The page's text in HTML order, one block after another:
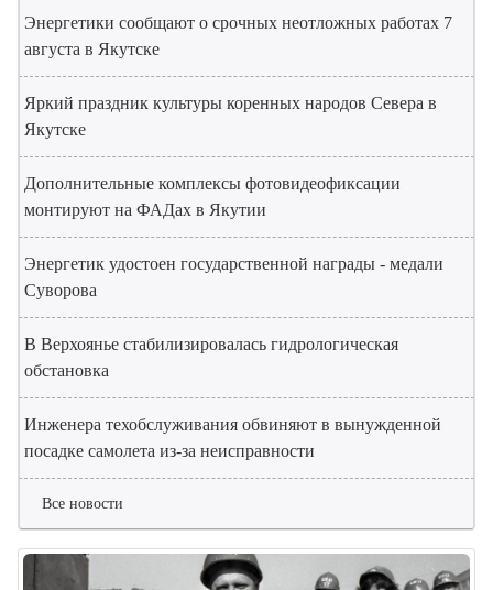
Энергетики сообщают о срочных неотложных работах 7
августа в Якутске
Яркий праздник культуры коренных народов Севера в
Якутске
Дополнительные комплексы фотовидеофиксации
монтируют на ФАДах в Якутии
Энергетик удостоен государственной награды - медали
Суворова
В Верхоянье стабилизировалась гидрологическая
обстановка
Инженера техобслуживания обвиняют в вынужденной
посадке самолета из-за неисправности
Все новости